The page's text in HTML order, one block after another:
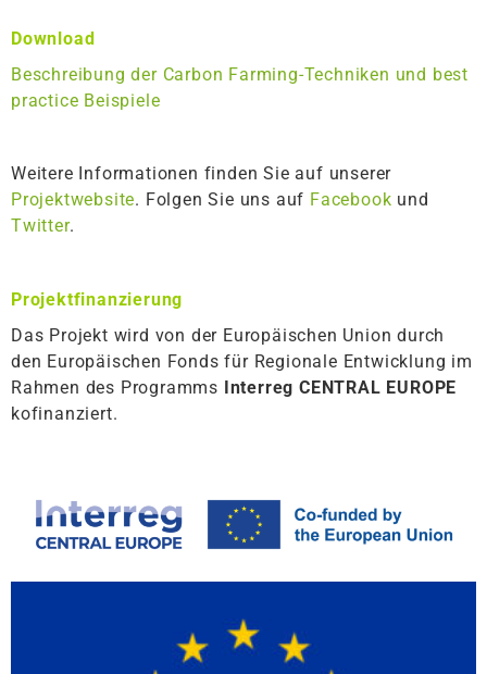
Download
Beschreibung der Carbon Farming-Techniken und best
practice Beispiele
Weitere Informationen finden Sie auf unserer
Projektwebsite. Folgen Sie uns auf Facebook und
Twitter.
Projektfinanzierung
Das Projekt wird von der Europäischen Union durch
den Europäischen Fonds für Regionale Entwicklung im
Rahmen des Programms
Interreg CENTRAL EUROPE
kofinanziert.